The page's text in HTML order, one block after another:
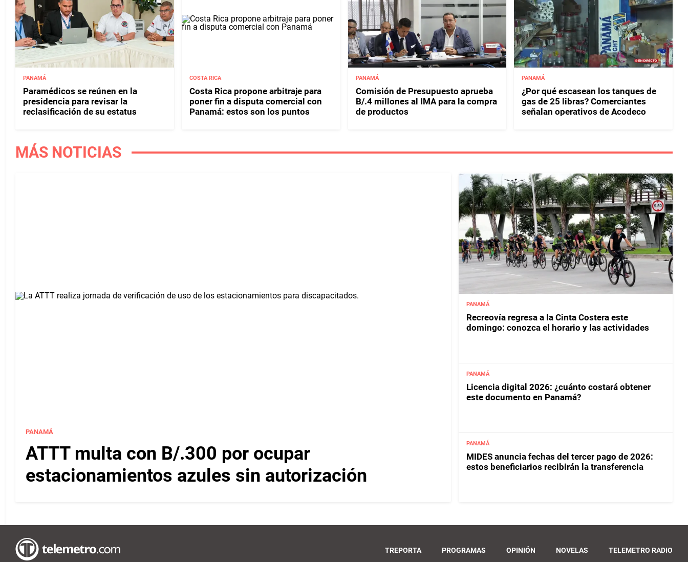
PANAMÁ
Paramédicos se reúnen en la
presidencia para revisar la
reclasificación de su estatus
COSTA RICA
Costa Rica propone arbitraje para
poner fin a disputa comercial con
Panamá: estos son los puntos
PANAMÁ
Comisión de Presupuesto aprueba
B/.4 millones al IMA para la compra
de productos
PANAMÁ
¿Por qué escasean los tanques de
gas de 25 libras? Comerciantes
señalan operativos de Acodeco
MÁS NOTICIAS
PANAMÁ
ATTT multa con B/.300 por ocupar
estacionamientos azules sin autorización
PANAMÁ
Recreovía regresa a la Cinta Costera este
domingo: conozca el horario y las actividades
PANAMÁ
Licencia digital 2026: ¿cuánto costará obtener
este documento en Panamá?
PANAMÁ
MIDES anuncia fechas del tercer pago de 2026:
estos beneficiarios recibirán la transferencia
TREPORTA PROGRAMAS OPINIÓN NOVELAS TELEMETRO RADIO